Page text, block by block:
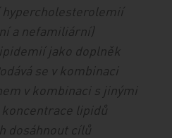
a nefamiliární)
jako doplněk
se v kombinaci
v kombinaci s jinými
lipidů
dosáhnout cílů